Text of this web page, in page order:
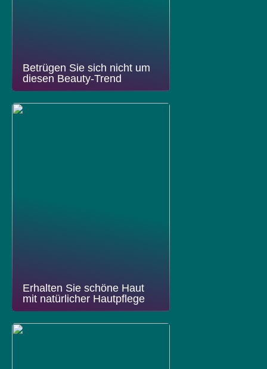
Betrügen Sie sich nicht um
diesen Beauty-Trend
Erhalten Sie schöne Haut
mit natürlicher Hautpflege